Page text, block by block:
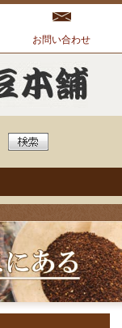
お問い合わせ